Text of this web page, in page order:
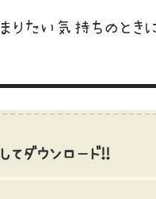
りたい気持ちのとき
てダウンロード!!